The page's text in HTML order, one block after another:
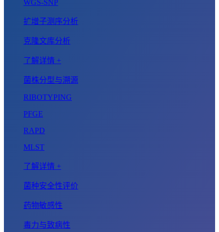
WGS-SNP
扩增子测序分析
克隆文库分析
了解详情 +
菌株分型与溯源
RIBOTYPING
PFGE
RAPD
MLST
了解详情 +
菌种安全性评价
药物敏感性
毒力与致病性